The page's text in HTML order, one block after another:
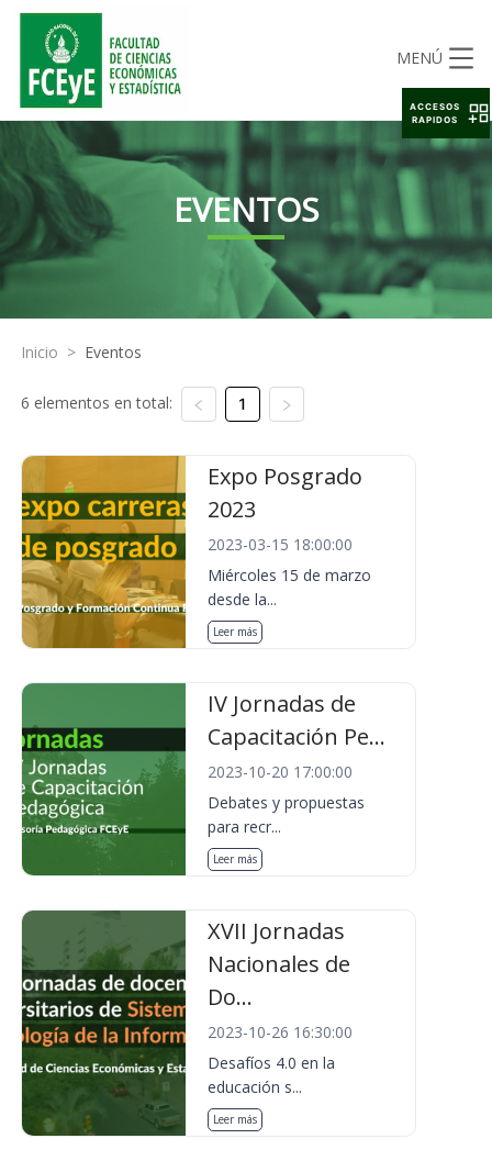
MENÚ
EVENTOS
Inicio > Eventos
6 elementos en total: 1
Expo Posgrado
2023
2023-03-15 18:00:00
Miércoles 15 de marzo
desde la...
Leer más
IV Jornadas de
Capacitación Pe...
2023-10-20 17:00:00
Debates y propuestas
para recr...
Leer más
XVII Jornadas
Nacionales de
Do...
2023-10-26 16:30:00
Desafíos 4.0 en la
educación s...
Leer más
ACCESOS
RAPIDOS